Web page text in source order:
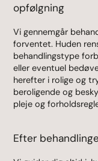
opfølgning
Vi gennemgår
forventet. Huden
behandlingstype
eller eventuel
herefter i rolige og
beroligende og
pleje og
Efter